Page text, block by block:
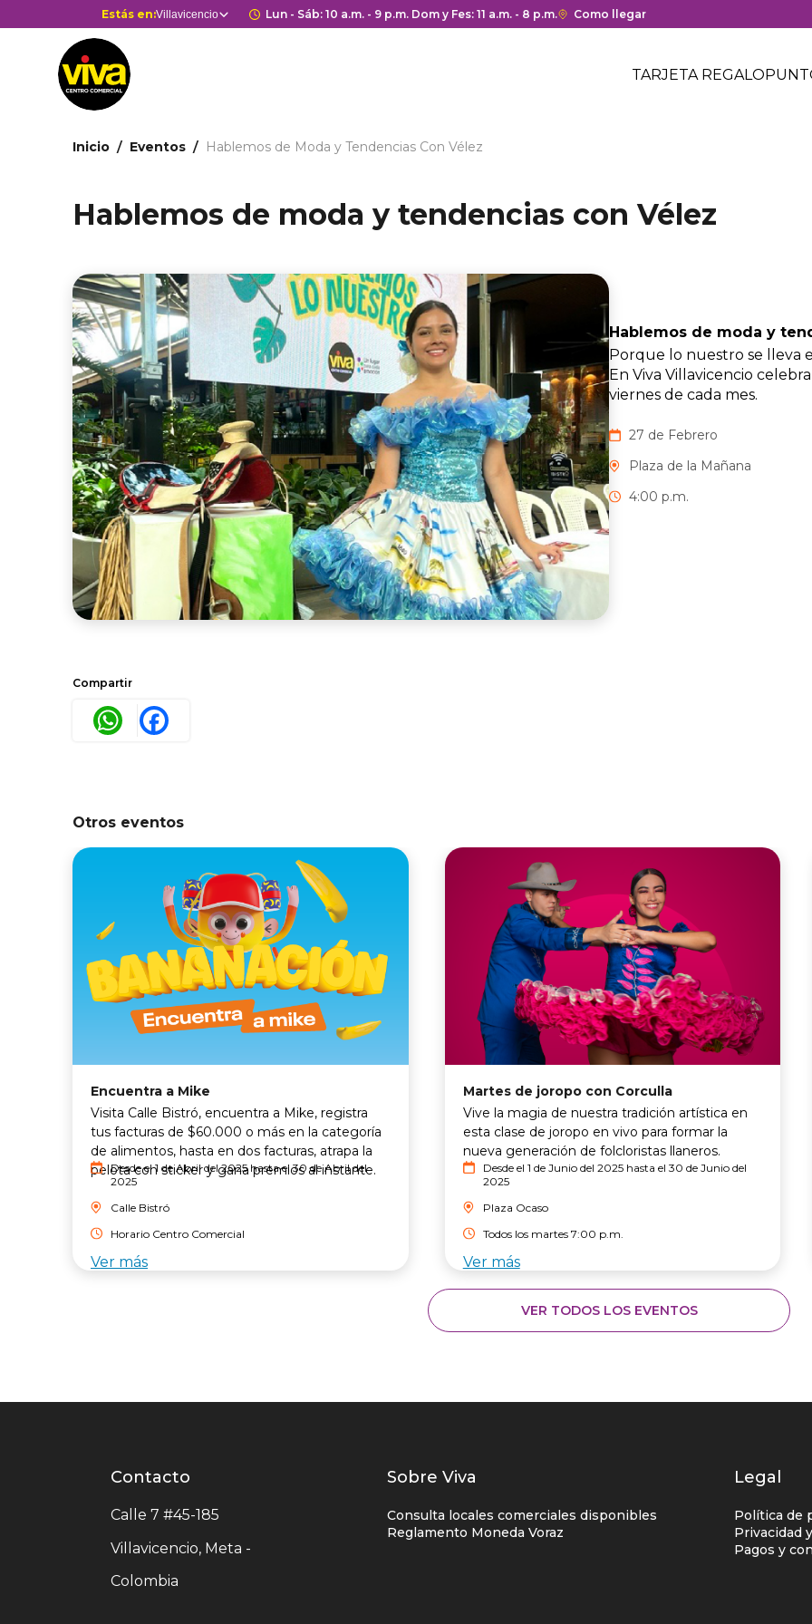
al
contenido
principal
Selector
de
centros
comerciales
Estás en:Estás en
Villavicencio Horario de apertura y cierre del centro comercial.
Lun - Sáb: 10 a.m. - 9 p.m. Dom y Fes: 11 a.m. - 8 p.m.Enlace
Como llegar
Header
Menú
TARJETA REGALO
Ruta
de
Inicio Eventos Hablemos de Moda y Tendencias Con Vélez
Hablemos de moda y tendencias con Vélez
Hablemos de moda y
Porque lo nuestro se lleva
En Viva Villavicencio
viernes de cada mes.
27 de Febrero
Plaza de la Mañana
4:00 p.m.
Compartir
WhatsApp
Otros eventos
Encuentra a Mike
Visita Calle Bistró, encuentra a Mike, registra
tus facturas de $60.000 o más en la categoría
de alimentos, hasta en dos facturas, atrapa la
pelota con sticker y gana premios al instante.
Desde el 1 de Abril del 2025 hasta el 30 de Abril del
2025
Calle Bistró
Horario Centro Comercial
Ver más
Martes de joropo con Corculla
Vive la magia de nuestra tradición artística en
esta clase de joropo en vivo para formar la
nueva generación de folcloristas llaneros.
Desde el 1 de Junio del 2025 hasta el 30 de Junio del
2025
Plaza Ocaso
Todos los martes 7:00 p.m.
Ver más
VER TODOS LOS EVENTOS
Contacto
centro
Contacto
Calle 7 #45-185
Villavicencio, Meta -
Colombia
Listados
enlaces
centro
Sobre Viva
Consulta locales comerciales disponibles
Reglamento Moneda Voraz
Legal
Política de
Privacidad
Pagos y